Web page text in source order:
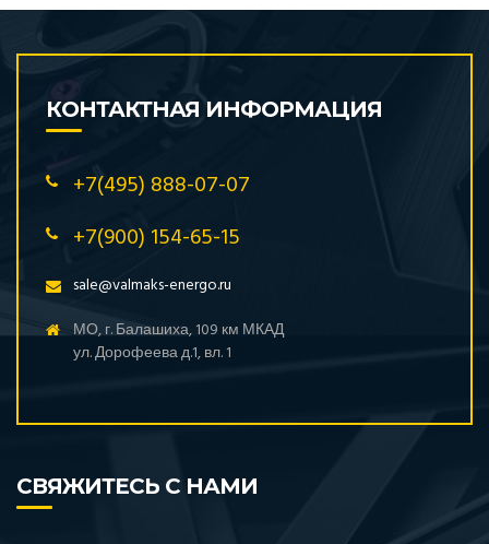
КОНТАКТНАЯ ИНФОРМАЦИЯ
+7(495) 888-07-07
+7(900) 154-65-15
sale@valmaks-energo.ru
МО, г. Балашиха, 109 км МКАД
ул. Дорофеева д.1, вл. 1
СВЯЖИТЕСЬ С НАМИ